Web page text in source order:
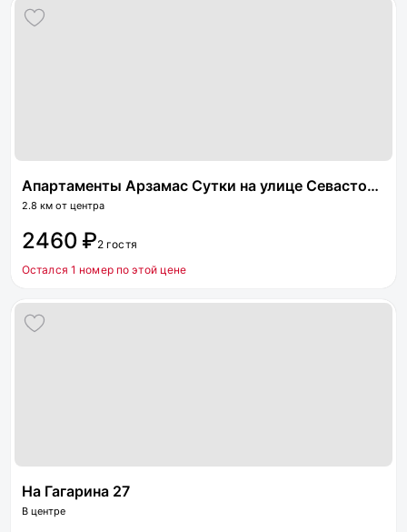
Апартаменты Арзамас Сутки на улице Севастопольская 17
2.8 км от центра
2460 ₽2 гостя
Остался 1 номер по этой цене
На Гагарина 27
В центре